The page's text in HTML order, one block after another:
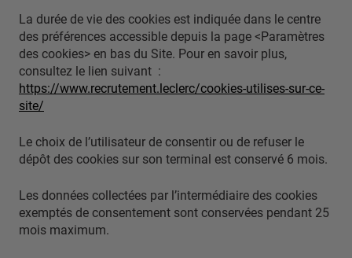
La durée de vie des cookies est indiquée dans le centre
des préférences accessible depuis la page <Paramètres
des cookies> en bas du Site. Pour en savoir plus,
consultez le lien suivant :
https://www.recrutement.leclerc/cookies-utilises-sur-ce-
site/
Le choix de l’utilisateur de consentir ou de refuser le
dépôt des cookies sur son terminal est conservé 6 mois.
Les données collectées par l’intermédiaire des cookies
exemptés de consentement sont conservées pendant 25
mois maximum.